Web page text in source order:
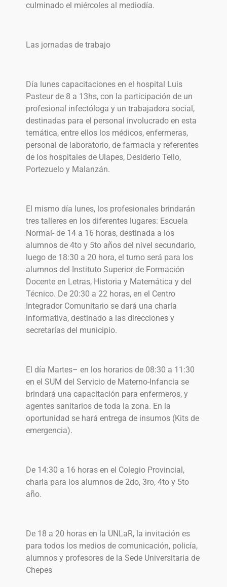
culminado el miércoles al mediodía.
Las jornadas de trabajo
Día lunes capacitaciones en el hospital Luis
Pasteur de 8 a 13hs, con la participación de un
profesional infectóloga y un trabajadora social,
destinadas para el personal involucrado en esta
temática, entre ellos los médicos, enfermeras,
personal de laboratorio, de farmacia y referentes
de los hospitales de Ulapes, Desiderio Tello,
Portezuelo y Malanzán.
El mismo día lunes, los profesionales brindarán
tres talleres en los diferentes lugares: Escuela
Normal- de 14 a 16 horas, destinada a los
alumnos de 4to y 5to años del nivel secundario,
luego de 18:30 a 20 hora, el turno será para los
alumnos del Instituto Superior de Formación
Docente en Letras, Historia y Matemática y del
Técnico. De 20:30 a 22 horas, en el Centro
Integrador Comunitario se dará una charla
informativa, destinado a las direcciones y
secretarías del municipio.
El día Martes– en los horarios de 08:30 a 11:30
en el SUM del Servicio de Materno-Infancia se
brindará una capacitación para enfermeros, y
agentes sanitarios de toda la zona. En la
oportunidad se hará entrega de insumos (Kits de
emergencia).
De 14:30 a 16 horas en el Colegio Provincial,
charla para los alumnos de 2do, 3ro, 4to y 5to
año.
De 18 a 20 horas en la UNLaR, la invitación es
para todos los medios de comunicación, policía,
alumnos y profesores de la Sede Universitaria de
Chepes